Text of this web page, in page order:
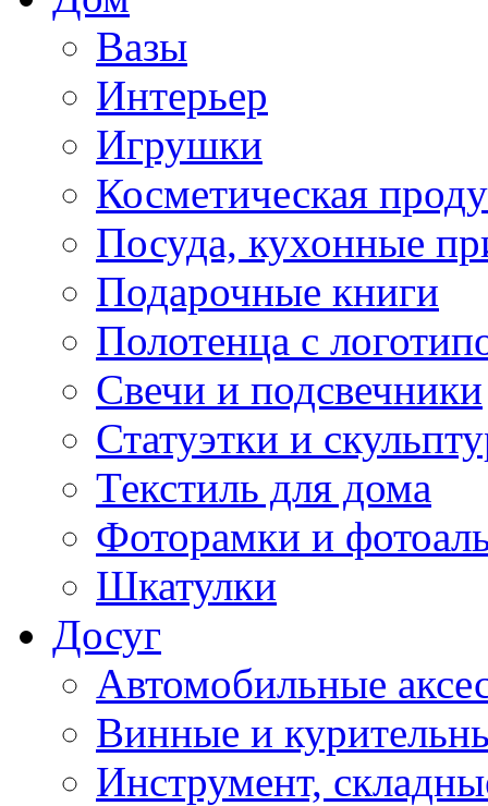
Вазы
Интерьер
Игрушки
Косметическая
Посуда, кухонные
Подарочные книги
Полотенца с
Свечи и подсвечники
Статуэтки и
Текстиль для дома
Фоторамки и
Шкатулки
Досуг
Автомобильные
Винные и
Инструмент,